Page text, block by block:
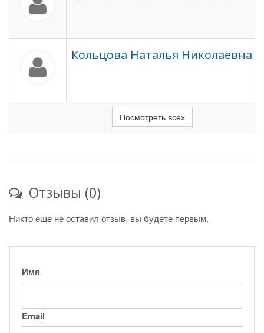
Кольцова Наталья Николаевна
Посмотреть всех
Отзывы (0)
Никто еще не оставил отзыв, вы будете первым.
Имя
Email